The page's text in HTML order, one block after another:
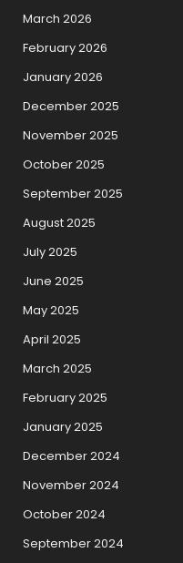
March 2026
February 2026
January 2026
December 2025
November 2025
October 2025
September 2025
August 2025
July 2025
June 2025
May 2025
April 2025
March 2025
February 2025
January 2025
December 2024
November 2024
October 2024
September 2024